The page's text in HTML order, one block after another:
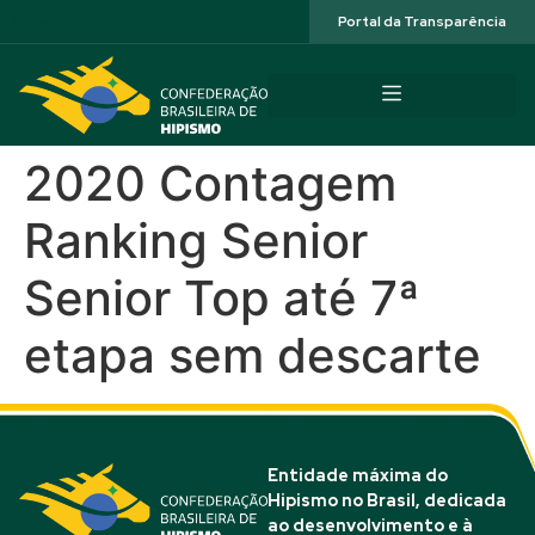
Portal da Transparência
2020 Contagem
Ranking Senior
Senior Top até 7ª
etapa sem descarte
Entidade máxima do
Hipismo no Brasil, dedicada
ao desenvolvimento e à